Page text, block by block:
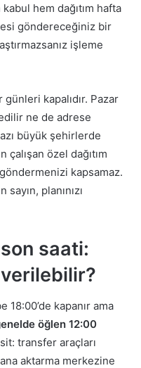
hem dağıtım hafta
göndereceğiniz bir
işleme
kapalıdır. Pazar
ne de adrese
büyük şehirlerde
özel dağıtım
kapsamaz.
planınızı
saati:
18:00’de kapanır ama
öğlen 12:00
transfer araçları
aktarma merkezine